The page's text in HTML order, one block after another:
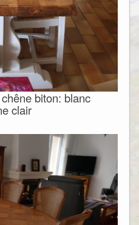
biton: blanc
clair